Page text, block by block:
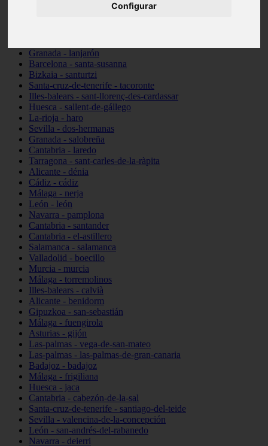
Configurar
Granada - lanjarón
Barcelona - santa-susanna
Bizkaia - santurtzi
Santa-cruz-de-tenerife - tacoronte
Illes-balears - sant-llorenç-des-cardassar
Huesca - sallent-de-gállego
La-rioja - haro
Sevilla - dos-hermanas
Granada - salobreña
Cantabria - laredo
Tarragona - sant-carles-de-la-ràpita
Alicante - dénia
Cádiz - cádiz
Málaga - nerja
León - león
Navarra - pamplona
Cantabria - santander
Cantabria - el-astillero
Salamanca - salamanca
Valladolid - boecillo
Murcia - murcia
Málaga - torremolinos
Illes-balears - calvià
Alicante - benidorm
Gipuzkoa - san-sebastián
Málaga - fuengirola
Asturias - gijón
Las-palmas - vega-de-san-mateo
Las-palmas - las-palmas-de-gran-canaria
Badajoz - badajoz
Málaga - frigiliana
Huesca - jaca
Cantabria - cabezón-de-la-sal
Santa-cruz-de-tenerife - santiago-del-teide
Sevilla - valencina-de-la-concepción
León - san-andrés-del-rabanedo
Navarra - deierri